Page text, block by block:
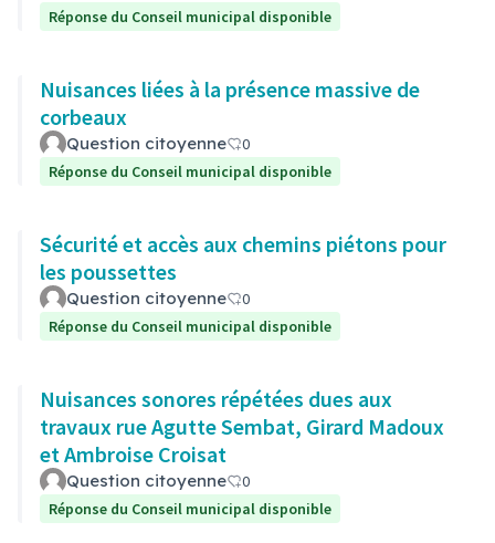
Réponse du Conseil municipal disponible
Nuisances liées à la présence massive de
corbeaux
Question citoyenne
0
Réponse du Conseil municipal disponible
Sécurité et accès aux chemins piétons pour
les poussettes
Question citoyenne
0
Réponse du Conseil municipal disponible
Nuisances sonores répétées dues aux
travaux rue Agutte Sembat, Girard Madoux
et Ambroise Croisat
Question citoyenne
0
Réponse du Conseil municipal disponible